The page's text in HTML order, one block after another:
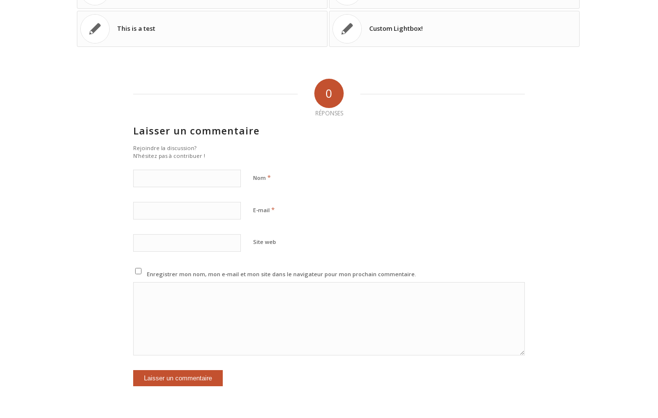
This is a test Custom Lightbox!
0
RÉPONSES
Laisser un commentaire
Rejoindre la discussion?
N’hésitez pas à contribuer !
Nom *
E-mail *
Site web
Enregistrer mon nom, mon e-mail et mon site dans le navigateur pour mon prochain commentaire.